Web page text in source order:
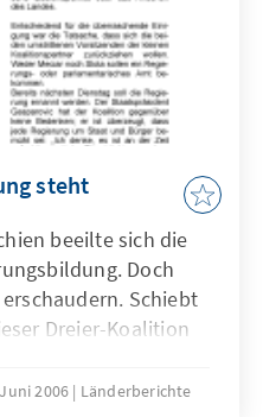
steht
beeilte sich die
Doch
Schiebt
Dreier-Koalition
2006 Länderberichte